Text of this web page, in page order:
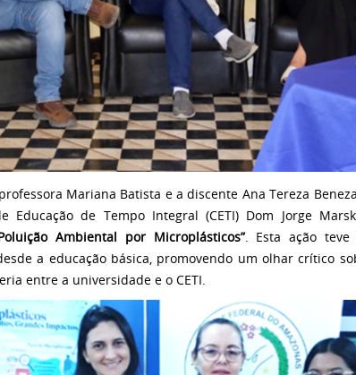
Mariana Batista e a discente Ana Tereza
Educação de Tempo Integral (CETI) Dom Jorge
Ambiental por Microplásticos”. Esta ação
a educação básica, promovendo um olhar crítico
entre a universidade e o CETI.